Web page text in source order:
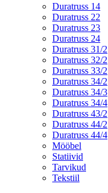
Duratruss 14
Duratruss 22
Duratruss 23
Duratruss 24
Duratruss 31/2
Duratruss 32/2
Duratruss 33/2
Duratruss 34/2
Duratruss 34/3
Duratruss 34/4
Duratruss 43/2
Duratruss 44/2
Duratruss 44/4
Mööbel
Statiivid
Tarvikud
Tekstiil